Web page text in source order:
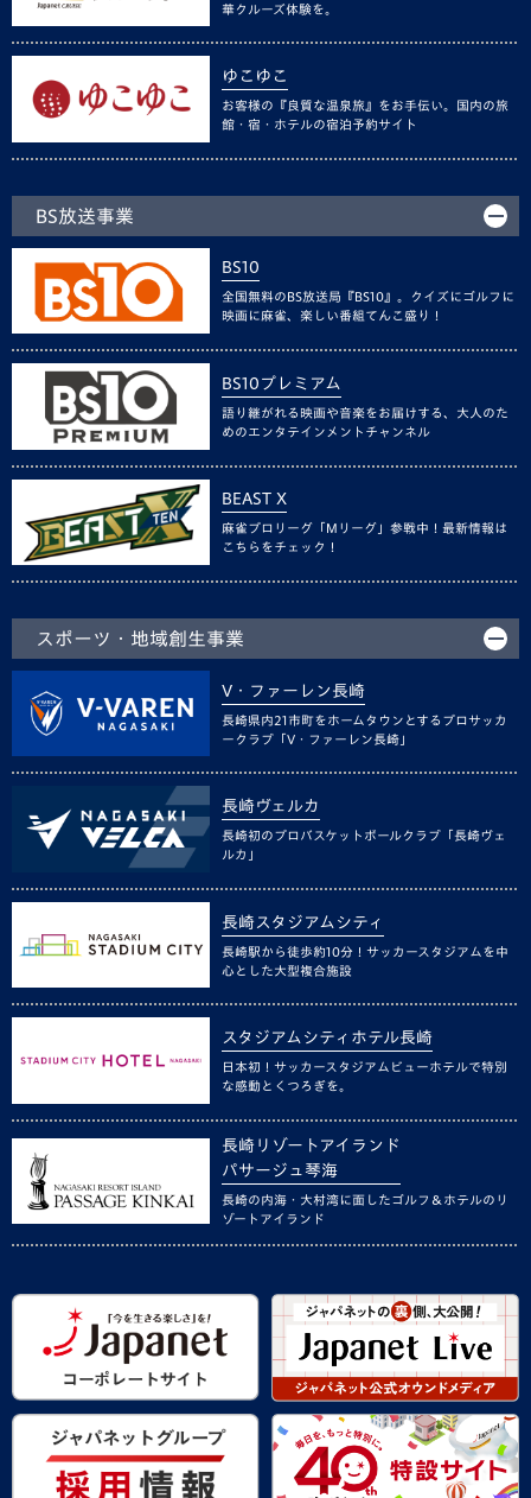
華クルーズ体験を。
ゆこゆこ
お客様の『良質な温泉旅』をお手伝い。国内の旅
館・宿・ホテルの宿泊予約サイト
BS放送事業
BS10
全国無料のBS放送局『BS10』。クイズにゴルフに
映画に麻雀、楽しい番組てんこ盛り！
BS10プレミアム
語り継がれる映画や音楽をお届けする、大人のた
めのエンタテインメントチャンネル
BEAST X
麻雀プロリーグ「Mリーグ」参戦中！最新情報は
こちらをチェック！
スポーツ・地域創生事業
V・ファーレン長崎
長崎県内21市町をホームタウンとするプロサッカ
ークラブ「V・ファーレン長崎」
長崎ヴェルカ
長崎初のプロバスケットボールクラブ「長崎ヴェ
ルカ」
長崎スタジアムシティ
長崎駅から徒歩約10分！サッカースタジアムを中
心とした大型複合施設
スタジアムシティホテル長崎
日本初！サッカースタジアムビューホテルで特別
な感動とくつろぎを。
長崎リゾートアイランド
パサージュ琴海
長崎の内海・大村湾に面したゴルフ＆ホテルのリ
ゾートアイランド